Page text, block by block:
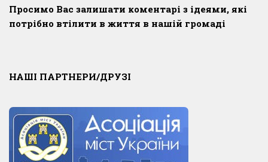
Просимо Вас залишати коментарі з ідеями, які
потрібно втілити в життя в нашій громаді
НАШІ ПАРТНЕРИ/ДРУЗІ